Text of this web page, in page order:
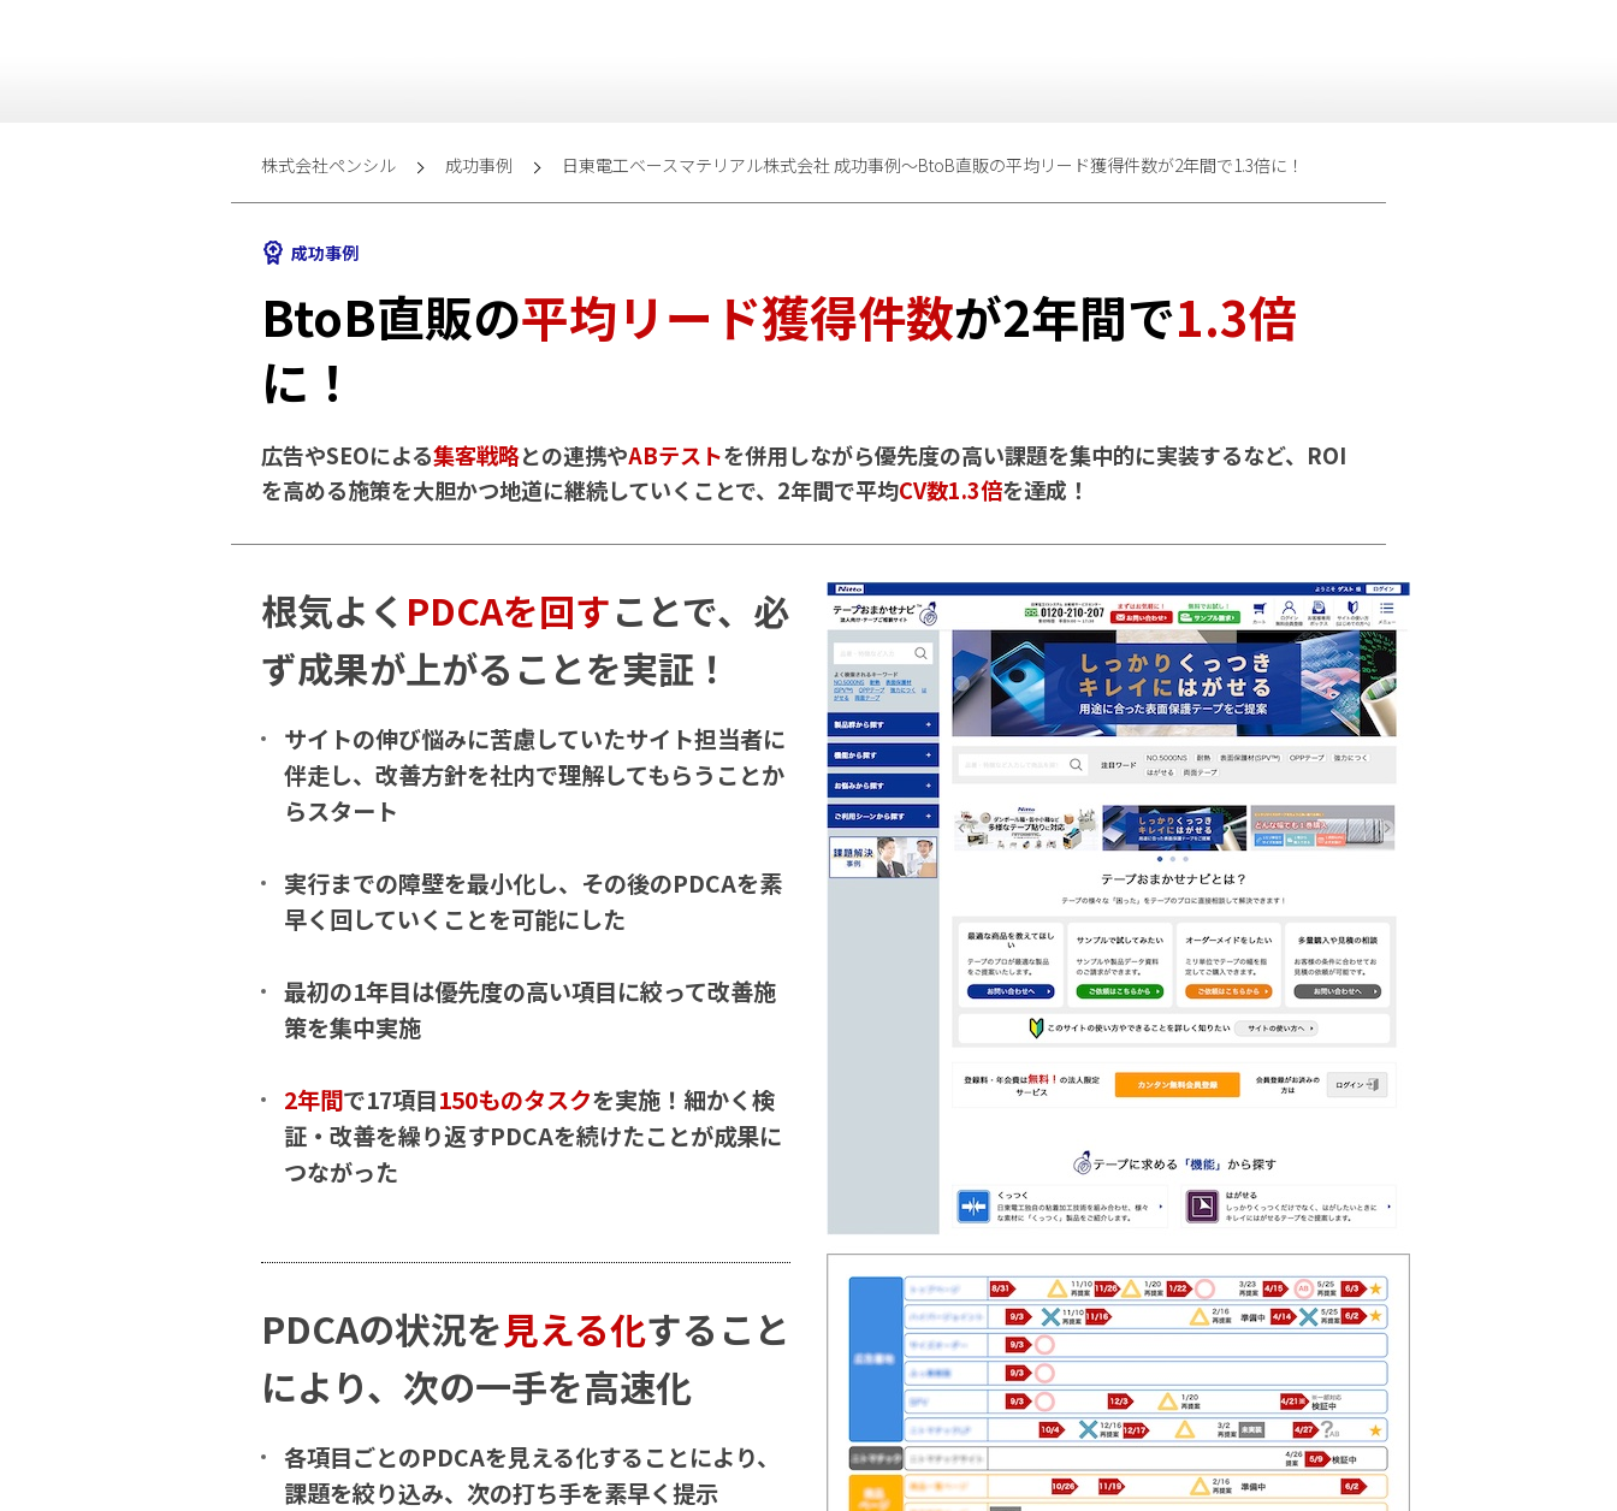
株式会社ペンシル 成功事例 日東電工ベースマテリアル株式会社 成功事例〜BtoB直販の平均リード獲得件数が2年間で1.3倍に！
成功事例
BtoB直販の平均リード獲得件数が2年間で1.3倍
に！
広告やSEOによる集客戦略との連携やABテストを併用しながら優先度の高い課題を集中的に実装するなど、ROI
を高める施策を大胆かつ地道に継続していくことで、2年間で平均CV数1.3倍を達成！
根気よく PDCAを回すことで、必
ず成果が上がることを実証！
サイトの伸び悩みに苦慮していたサイト担当者に
伴走し、改善方針を社内で理解してもらうことか
らスタート
実行までの障壁を最小化し、その後のPDCAを素
早く回していくことを可能にした
最初の1年目は優先度の高い項目に絞って改善施
策を集中実施
2年間で17項目150ものタスクを実施！細かく検
証・改善を繰り返すPDCAを続けたことが成果に
つながった
PDCAの状況を見える化すること
により、次の一手を高速化
各項目ごとのPDCAを見える化することにより、
課題を絞り込み、次の打ち手を素早く提示